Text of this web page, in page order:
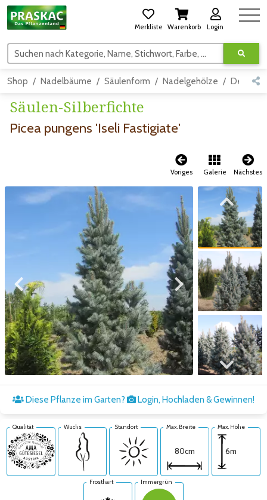
Merkliste Warenkorb Login
Suchen nach Kategorie, Name, Stichwort, Farbe, usw.
Shop Nadelbäume Säulenform Nadelgehölze Detail
Säulen-Silberfichte
Picea pungens 'Iseli Fastigiate'
Voriges Galerie Nächstes
Zum vorigen Bild Zum nächsten Bild
Zum vorigen Bild
Zum nächsten Bild
Diese Pflanze im Garten? Login, Hochladen & Gewinnen!
Qualität Wuchs Standort Max. Breite
80cm
Max. Höhe
6m
Frosthart Immergrün